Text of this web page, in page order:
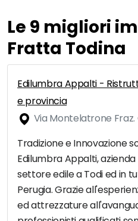
Le 9 migliori
Fratta Todina
Edilumbra Appalti -
e provincia
Via Montelatrone Fraz.
Tradizione e Innovazione
Edilumbra Appalti,
settore edile a Todi ed in
Perugia. Grazie
ed attrezzature